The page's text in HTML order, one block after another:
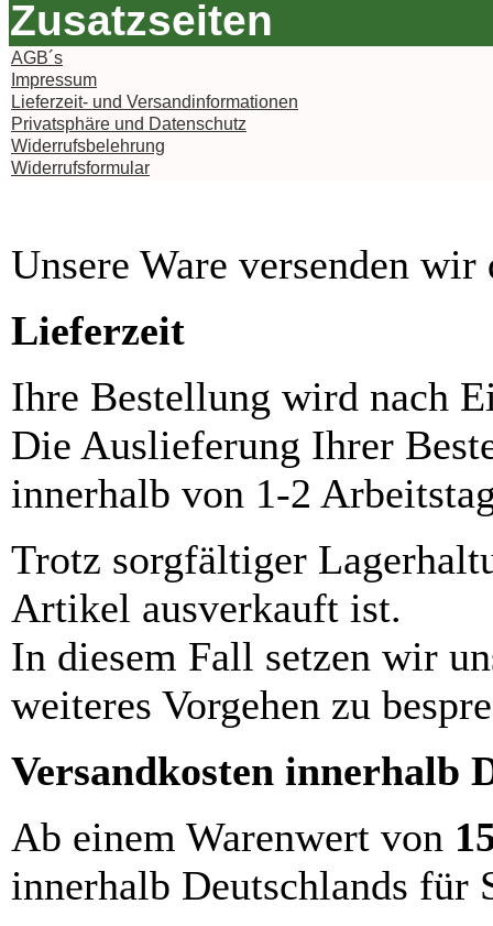
Zusatzseiten
AGB´s
Impressum
Lieferzeit- und Versandinformationen
Privatsphäre und Datenschutz
Widerrufsbelehrung
Widerrufsformular
Unsere Ware versenden
Lieferzeit
Ihre Bestellung wird nach
Die Auslieferung Ihrer
innerhalb von 1-2
Trotz sorgfältiger
Artikel ausverkauft ist.
In diesem Fall setzen wir
weiteres Vorgehen zu
Versandkosten innerhalb
Ab einem Warenwert von
innerhalb Deutschlands für